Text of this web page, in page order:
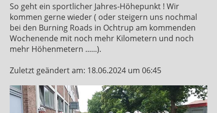
So geht ein sportlicher Jahres-Höhepunkt ! Wir
kommen gerne wieder ( oder steigern uns nochmal
bei den Burning Roads in Ochtrup am kommenden
Wochenende mit noch mehr Kilometern und noch
mehr Höhenmetern ......).
Zuletzt geändert am: 18.06.2024 um 06:45